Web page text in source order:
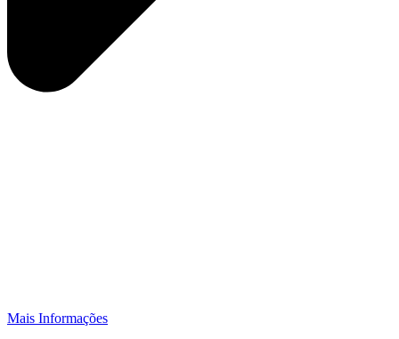
Mais Informações